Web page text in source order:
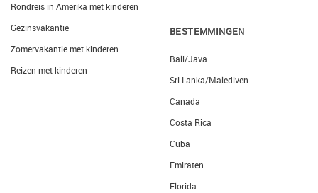
Rondreis in Amerika met kinderen
Gezinsvakantie
Zomervakantie met kinderen
Reizen met kinderen
BESTEMMINGEN
Bali/Java
Sri Lanka/Malediven
Canada
Costa Rica
Cuba
Emiraten
Florida